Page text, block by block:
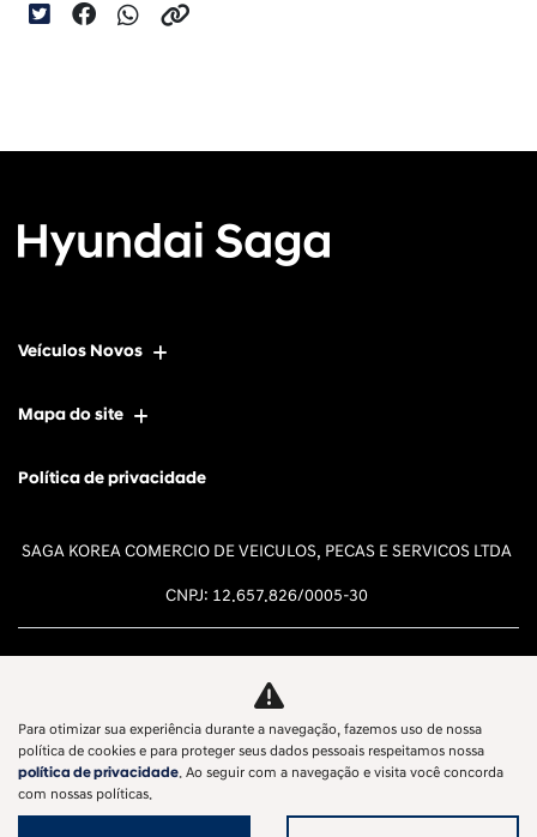
Veículos Novos
Mapa do site
Política de privacidade
SAGA KOREA COMERCIO DE VEICULOS, PECAS E SERVICOS LTDA
CNPJ: 12.657.826/0005-30
Desacelere. Seu bem maior é a
vida.
Para otimizar sua experiência durante a navegação, fazemos uso de nossa
política de cookies e para proteger seus dados pessoais respeitamos nossa
política de privacidade. Ao seguir com a navegação e visita você concorda
com nossas políticas.